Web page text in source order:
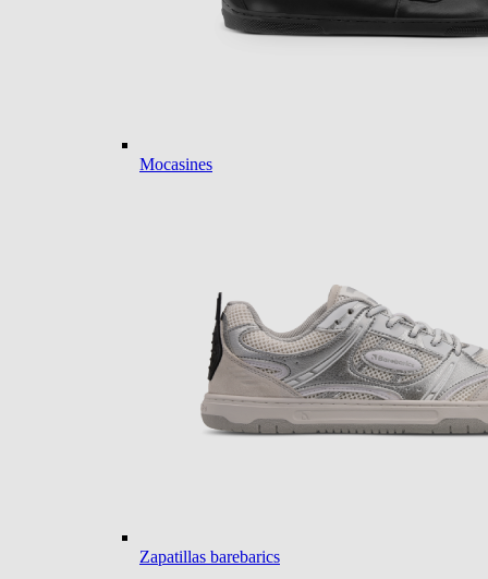
Mocasines
Zapatillas barebarics